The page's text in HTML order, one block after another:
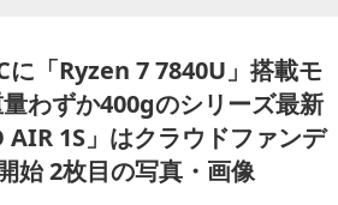
に「Ryzen 7 7840U」搭載モ
わずか400gのシリーズ最新
AIR 1S」はクラウドファンデ
始 2枚目の写真・画像